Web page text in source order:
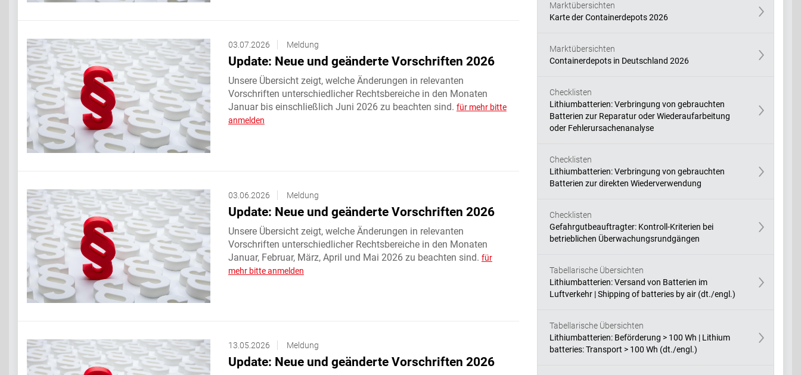
03.07.2026 Meldung
Update: Neue und geänderte Vorschriften 2026
Unsere Übersicht zeigt, welche Änderungen in relevanten
Vorschriften unterschiedlicher Rechtsbereiche in den Monaten
Januar bis einschließlich Juni 2026 zu beachten sind. für mehr bitte
anmelden
03.06.2026 Meldung
Update: Neue und geänderte Vorschriften 2026
Unsere Übersicht zeigt, welche Änderungen in relevanten
Vorschriften unterschiedlicher Rechtsbereiche in den Monaten
Januar, Februar, März, April und Mai 2026 zu beachten sind. für
mehr bitte anmelden
13.05.2026 Meldung
Update: Neue und geänderte Vorschriften 2026
Marktübersichten
Karte der Containerdepots 2026
Marktübersichten
Containerdepots in Deutschland 2026
Checklisten
Lithiumbatterien: Verbringung von gebrauchten
Batterien zur Reparatur oder Wiederaufarbeitung
oder Fehlerursachenanalyse
Checklisten
Lithiumbatterien: Verbringung von gebrauchten
Batterien zur direkten Wiederverwendung
Checklisten
Gefahrgutbeauftragter: Kontroll-Kriterien bei
betrieblichen Überwachungsrundgängen
Tabellarische Übersichten
Lithiumbatterien: Versand von Batterien im
Luftverkehr | Shipping of batteries by air (dt./engl.)
Tabellarische Übersichten
Lithiumbatterien: Beförderung > 100 Wh | Lithium
batteries: Transport > 100 Wh (dt./engl.)